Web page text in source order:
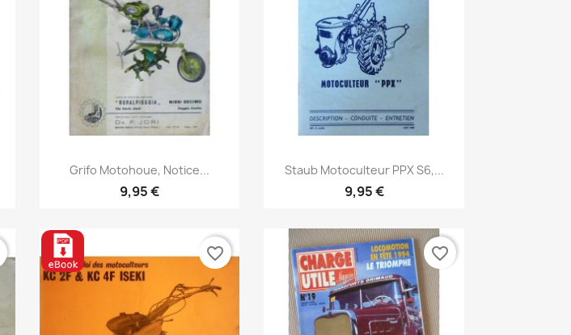
Aperçu rapide
Grifo Motohoue, Notice...
9,95 €
Aperçu rapide
Staub Motoculteur PPX S6,...
9,95 €
favorite_border favorite_border